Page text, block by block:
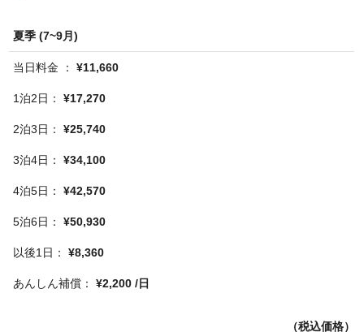
夏季 (7~9月)
¥11,660
¥17,270
¥25,740
¥34,100
¥42,570
¥50,930
¥8,360
¥2,200 /日
（税込価格）